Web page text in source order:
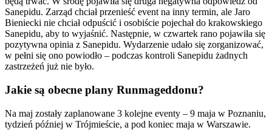
Sanepidu. Zarząd chciał przenieść event na inny termin, ale Jaro
Bieniecki nie chciał odpuścić i osobiście pojechał do krakowskiego
Sanepidu, aby to wyjaśnić. Następnie, w czwartek rano pojawiła się
pozytywna opinia z Sanepidu. Wydarzenie udało się zorganizować,
w pełni się ono powiodło – podczas kontroli Sanepidu żadnych
zastrzeżeń już nie było.
Jakie są obecne plany Runmageddonu?
Na maj zostały zaplanowane 3 kolejne eventy – 9 maja w Poznaniu,
tydzień później w Trójmieście, a pod koniec maja w Warszawie.